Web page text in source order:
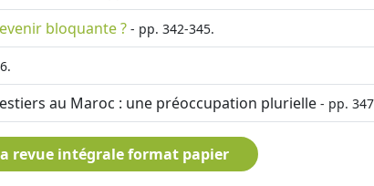
bloquante ? - pp. 342-345.
au Maroc : une préoccupation plurielle - pp.
revue intégrale format papier